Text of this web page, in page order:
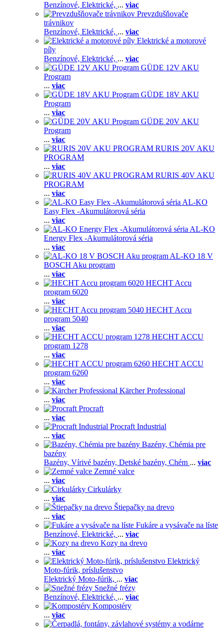
Benzínové, Elektrické, ... viac
Prevzdušňovače
trávnikov
Benzínové, Elektrické, ... viac
Elektrické a motorové
píly
Benzínové, Elektrické, ... viac
GÜDE 12V AKU
Program
... viac
GÜDE 18V AKU
Program
... viac
GÜDE 20V AKU
Program
... viac
RURIS 20V AKU
PROGRAM
... viac
RURIS 40V AKU
PROGRAM
... viac
AL-KO
Easy Flex -Akumulátorová séria
... viac
AL-KO
Energy Flex -Akumulátorová séria
... viac
AL-KO 18 V
BOSCH Aku program
... viac
HECHT Accu
program 6020
... viac
HECHT Accu
program 5040
... viac
HECHT ACCU
program 1278
... viac
HECHT ACCU
program 6260
... viac
Kärcher Professional
... viac
Procraft
... viac
Procraft Industrial
... viac
Bazény, Chémia pre
bazény
Bazény, Vírivé bazény, Detské bazény, Chém ... viac
Zemné valce
... viac
Cirkulárky
... viac
Štiepačky na drevo
... viac
Fukáre a vysávače na líste
Benzínové, Elektrické, ... viac
Kozy na drevo
... viac
Elektrický
Moto-fúrik, príslušenstvo
Elektrický Moto-fúrik, ... viac
Snežné frézy
Benzínové, Elektrické, ... viac
Kompostéry
... viac